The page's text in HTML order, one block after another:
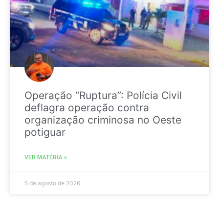
Operação “Ruptura”: Polícia Civil
deflagra operação contra
organização criminosa no Oeste
potiguar
VER MATÉRIA »
5 de agosto de 2026